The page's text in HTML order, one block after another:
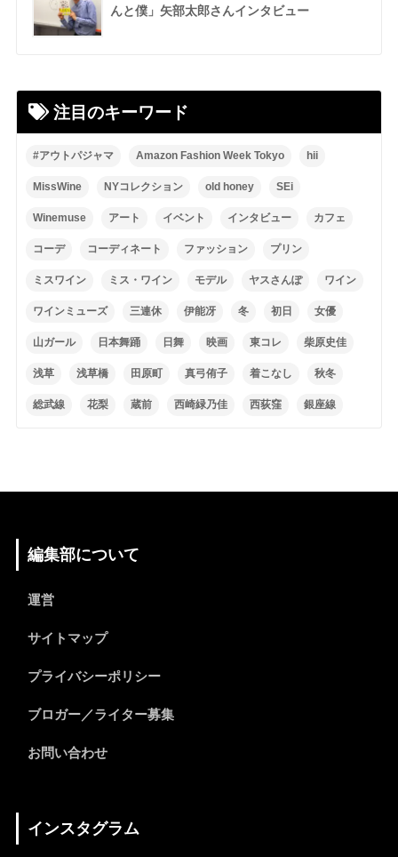
んと僕」矢部太郎さんインタビュー
注目のキーワード
#アウトパジャマ Amazon Fashion Week Tokyo hii
MissWine NYコレクション old honey SEi
Winemuse アート イベント インタビュー カフェ
コーデ コーディネート ファッション プリン
ミスワイン ミス・ワイン モデル ヤスさんぽ ワイン
ワインミューズ 三連休 伊能冴 冬 初日 女優
山ガール 日本舞踊 日舞 映画 東コレ 柴原史佳
浅草 浅草橋 田原町 真弓侑子 着こなし 秋冬
総武線 花梨 蔵前 西崎緑乃佳 西荻窪 銀座線
編集部について
運営
サイトマップ
プライバシーポリシー
ブロガー／ライター募集
お問い合わせ
インスタグラム